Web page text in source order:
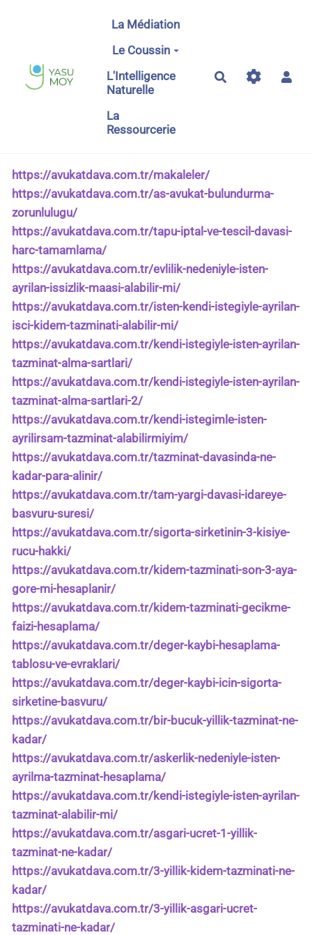
Aller au contenu principal
La Médiation
Le Coussin
L'Intelligence
Naturelle
La
Ressourcerie
Rechercher
https://avukatdava.com.tr/makaleler/
https://avukatdava.com.tr/as-avukat-bulundurma-
zorunlulugu/
https://avukatdava.com.tr/tapu-iptal-ve-tescil-davasi-
harc-tamamlama/
https://avukatdava.com.tr/evlilik-nedeniyle-isten-
ayrilan-issizlik-maasi-alabilir-mi/
https://avukatdava.com.tr/isten-kendi-istegiyle-ayrilan-
isci-kidem-tazminati-alabilir-mi/
https://avukatdava.com.tr/kendi-istegiyle-isten-ayrilan-
tazminat-alma-sartlari/
https://avukatdava.com.tr/kendi-istegiyle-isten-ayrilan-
tazminat-alma-sartlari-2/
https://avukatdava.com.tr/kendi-istegimle-isten-
ayrilirsam-tazminat-alabilirmiyim/
https://avukatdava.com.tr/tazminat-davasinda-ne-
kadar-para-alinir/
https://avukatdava.com.tr/tam-yargi-davasi-idareye-
basvuru-suresi/
https://avukatdava.com.tr/sigorta-sirketinin-3-kisiye-
rucu-hakki/
https://avukatdava.com.tr/kidem-tazminati-son-3-aya-
gore-mi-hesaplanir/
https://avukatdava.com.tr/kidem-tazminati-gecikme-
faizi-hesaplama/
https://avukatdava.com.tr/deger-kaybi-hesaplama-
tablosu-ve-evraklari/
https://avukatdava.com.tr/deger-kaybi-icin-sigorta-
sirketine-basvuru/
https://avukatdava.com.tr/bir-bucuk-yillik-tazminat-ne-
kadar/
https://avukatdava.com.tr/askerlik-nedeniyle-isten-
ayrilma-tazminat-hesaplama/
https://avukatdava.com.tr/kendi-istegiyle-isten-ayrilan-
tazminat-alabilir-mi/
https://avukatdava.com.tr/asgari-ucret-1-yillik-
tazminat-ne-kadar/
https://avukatdava.com.tr/3-yillik-kidem-tazminati-ne-
kadar/
https://avukatdava.com.tr/3-yillik-asgari-ucret-
tazminati-ne-kadar/